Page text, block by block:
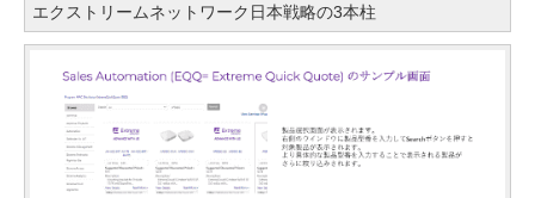
エクストリームネットワーク日本戦略の3本柱